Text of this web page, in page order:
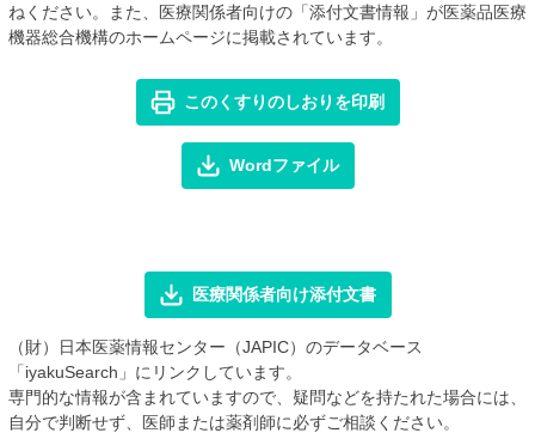
ねください。また、医療関係者向けの「添付文書情報」が医薬品医療
機器総合機構のホームページに掲載されています。
このくすりのしおりを印刷
Wordファイル
医療関係者向け添付文書
（財）日本医薬情報センター（JAPIC）のデータベース
「iyakuSearch」にリンクしています。
専門的な情報が含まれていますので、疑問などを持たれた場合には、
自分で判断せず、医師または薬剤師に必ずご相談ください。